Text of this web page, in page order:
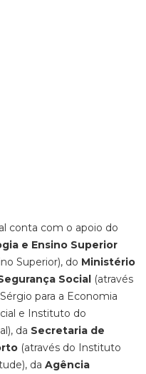
conta com o apoio do
e Ensino Superior
Superior), do Ministério
Social (através
para a Economia
e Instituto do
da Secretaria de
(através do Instituto
da Agência